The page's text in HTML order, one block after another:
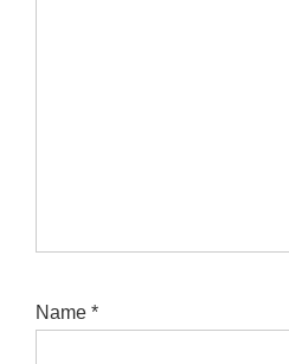
Name *